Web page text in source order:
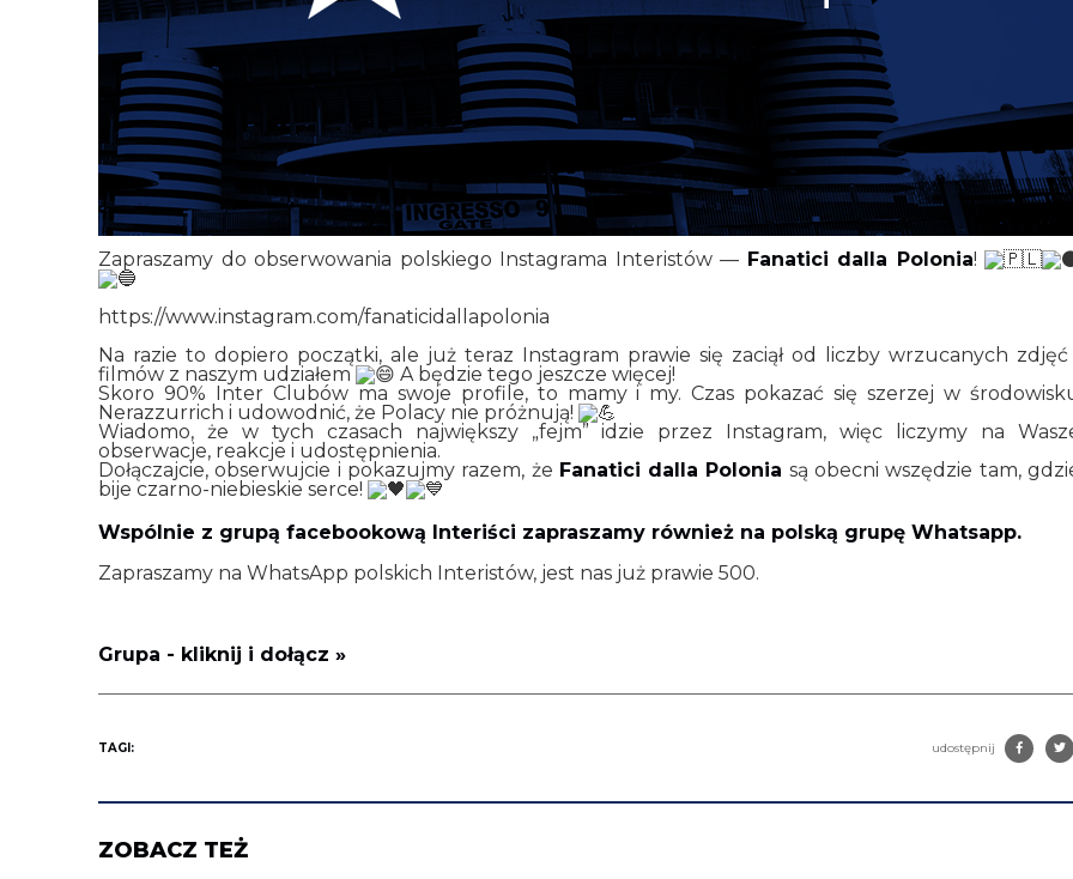
Zapraszamy do obserwowania polskiego Instagrama Interistów — Fanatici dalla Polonia!
https://www.instagram.com/fanaticidallapolonia
Na razie to dopiero początki, ale już teraz Instagram prawie się zaciął od liczby wrzucanych zdjęć
filmów z naszym udziałem
A będzie tego jeszcze więcej!
Skoro 90% Inter Clubów ma swoje profile, to mamy i my. Czas pokazać się szerzej w
Nerazzurrich i udowodnić, że Polacy nie próżnują!
Wiadomo, że w tych czasach największy „fejm” idzie przez Instagram, więc liczymy na
obserwacje, reakcje i udostępnienia.
Dołączajcie, obserwujcie i pokazujmy razem, że Fanatici dalla Polonia są obecni wszędzie tam,
bije czarno-niebieskie serce!
Wspólnie z grupą facebookową Interiści zapraszamy również na polską grupę Whatsapp.
Zapraszamy na WhatsApp polskich Interistów, jest nas już prawie 500.
Grupa - kliknij i dołącz »
TAGI: udostępnij
ZOBACZ TEŻ